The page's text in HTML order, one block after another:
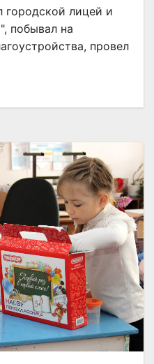
городской лицей и
побывал на
провел